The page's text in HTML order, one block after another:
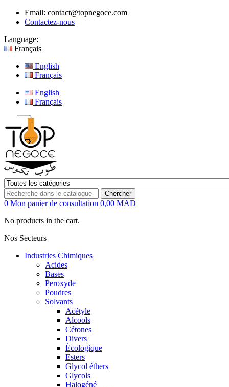
Email: contact@topnegoce.com
Contactez-nous
Language:
Français
English
Français
English
Français
Chercher
0 Mon panier de consultation 0,00 MAD
No products in the cart.
Nos Secteurs
Industries Chimiques
Acides
Bases
Peroxyde
Poudres
Solvants
Acétyle
Alcools
Cétones
Divers
Écologique
Esters
Glycol éthers
Glycols
Halogéné